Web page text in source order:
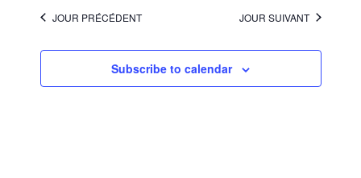
and
Views
date.
JOUR PRÉCÉDENT JOUR SUIVANT
Subscribe to calendar